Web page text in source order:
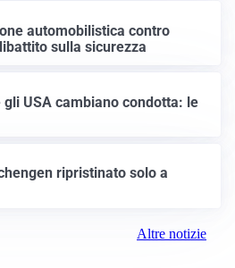
automobilistica contro
sulla sicurezza
USA cambiano condotta: le
ripristinato solo a
Altre notizie